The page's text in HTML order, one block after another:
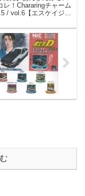
レ！Chararingチャーム
/ vol.6【エスケイジャ